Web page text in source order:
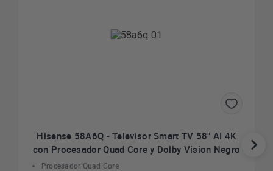
Hisense 58A6Q - Televisor Smart TV 58" AI 4K
con Procesador Quad Core y Dolby Vision Negro
Procesador Quad Core